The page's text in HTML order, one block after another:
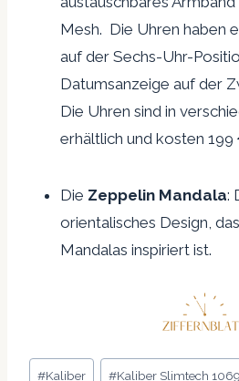
Mesh. Die Uhren haben
auf der Sechs-Uhr-
Datumsanzeige auf der
Die Uhren sind in
erhältlich und kosten 199
Die Zeppelin Mandala:
orientalisches Design,
Mandalas inspiriert ist.
Schlagworte:
#Kaliber #Kaliber Slimtech 1069